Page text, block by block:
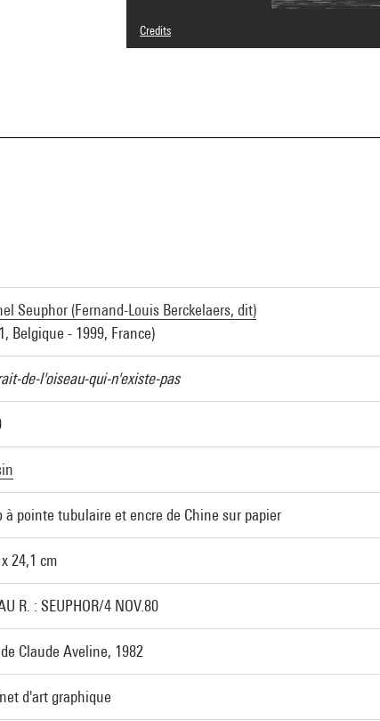
Credits
© Adagp, Paris
Seuphor (Fernand-Louis Berckelaers, dit)
Belgique - 1999, France)
de-l'oiseau-qui-n'existe-pas
à pointe tubulaire et encre de Chine sur papier
24,1 cm
R. : SEUPHOR/4 NOV.80
Claude Aveline, 1982
d'art graphique